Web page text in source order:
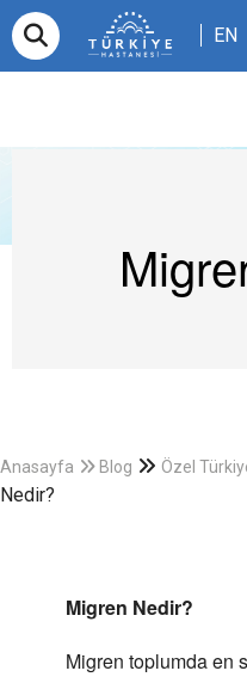
Anasayfa Blog Özel
Nedir?
Migren Nedir?
Migren toplumda en
EN